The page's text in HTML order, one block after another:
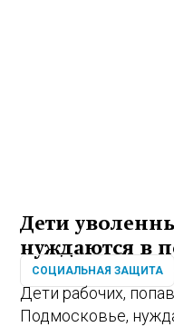
Дети
нуждаются в
СОЦИАЛЬНАЯ ЗАЩИТА
Дети рабочих,
Подмосковье,